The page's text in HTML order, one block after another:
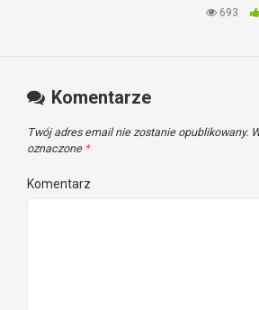
Warzone
693
Komentarze
Twój adres email nie zostanie opublikowany.
oznaczone *
Komentarz